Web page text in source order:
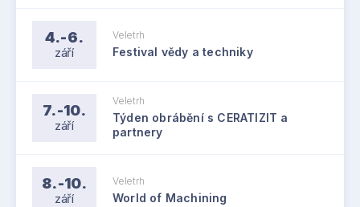
4.-6.
září
Veletrh
Festival vědy a techniky
7.-10.
září
Veletrh
Týden obrábění s CERATIZIT a
partnery
8.-10.
září
Veletrh
World of Machining